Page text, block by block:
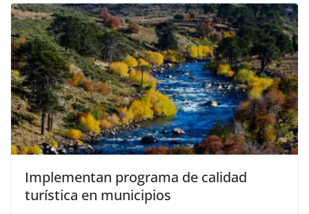
Implementan programa de calidad
turística en municipios